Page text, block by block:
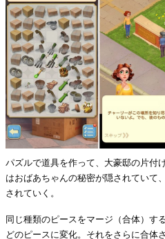
パズルで道具を作って、大豪邸の片付
はおばあちゃんの秘密が隠されていて
されていく。
同じ種類のピースをマージ（合体）す
どのピースに変化。それをさらに合体